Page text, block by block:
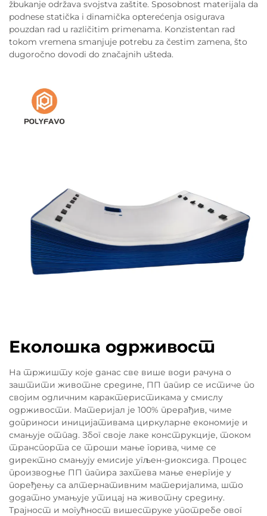
žbukanje održava svojstva zaštite. Sposobnost materijala da
podnese statička i dinamička opterećenja osigurava
pouzdan rad u različitim primenama. Konzistentan rad
tokom vremena smanjuje potrebu za čestim zamena, što
dugoročno dovodi do značajnih ušteda.
Еколошка одрживост
На тржишту које данас све више води рачуна о
заштити животне средине, ПП папир се истиче по
својим одличним карактеристикама у смислу
одрживости. Материјал је 100% прерађив, чиме
доприноси иницијативама циркуларне економије и
смањује отпад. Због своје лаке конструкције, током
транспорта се троши мање горива, чиме се
директно смањују емисије угљен-диоксида. Процес
производње ПП папира захтева мање енергије у
поређењу са алтернативним материјалима, што
додатно умањује утицај на животну средину.
Трајност и могућност вишеструке употребе овог